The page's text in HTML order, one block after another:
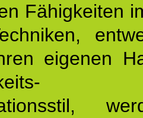
Fähigkeiten
eigenen